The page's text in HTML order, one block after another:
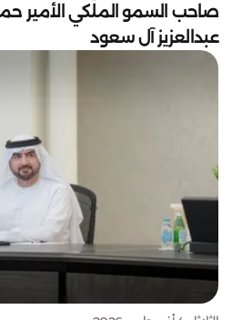
صاحب السمو الملكي الأمير
عبدالعزيز آل سعود